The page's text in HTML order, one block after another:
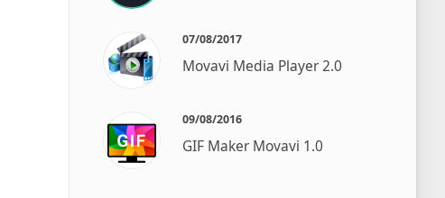
07/08/2017
Movavi Media Player 2.0
09/08/2016
GIF Maker Movavi 1.0